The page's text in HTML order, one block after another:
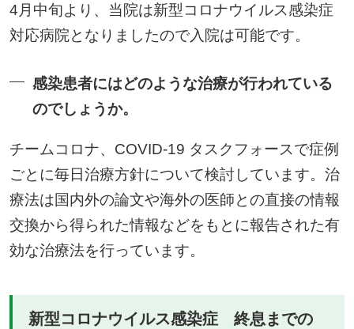
4月中旬より、当院は新型コロナウイルス感染症
対応病院となりましたので入院は可能です。
感染患者にはどのような治療が行われている
のでしょうか。
チームコロナ、COVID-19 タスクフォースで症例
ごとに毎日治療方針について検討しています。治
療法は国内外の論文や海外の医師との直接の情報
交換から得られた情報などをもとに報告された有
効な治療法を行っています。
新型コロナウイルス感染症 終息までの